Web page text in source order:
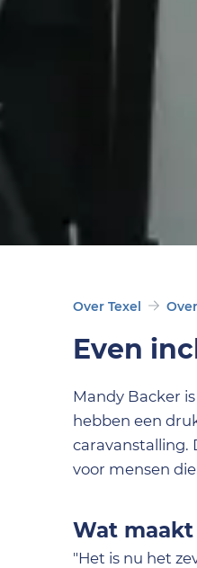
Over Texel
Even
Mandy Backer
hebben een
caravanstalling.
voor mensen
Wat
"Het is nu het